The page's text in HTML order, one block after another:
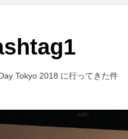
Tokyo 2018 に行ってきた件